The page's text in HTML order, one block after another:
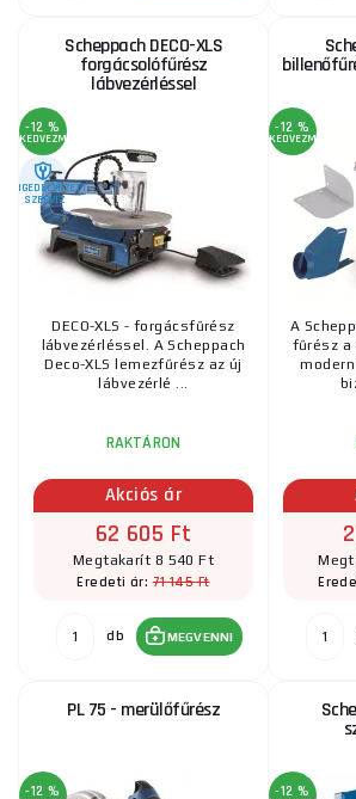
Scheppach DECO-XLS
forgácsolófűrész
lábvezérléssel
-12 %
KEDVEZMÉNY
ENGEDÉLYEZETT
SZERVIZ
DECO-XLS - forgácsfűrész
lábvezérléssel. A Scheppach
Deco-XLS lemezfűrész az új
lábvezérlé ...
RAKTÁRON
Akciós ár
62 605 Ft
Megtakarít 8 540 Ft
Eredeti ár:71 145 Ft
db MEGVENNI
-12 %
KEDVEZMÉNY
A
fűrész a
PL 75 - merülőfűrész
-12 % -12 %